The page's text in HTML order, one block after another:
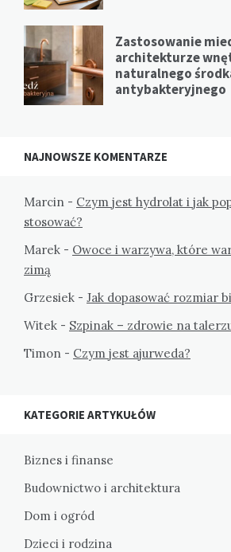
Zastosowanie
architekturze
naturalnego
antybakteryjnego
NAJNOWSZE KOMENTARZE
Marcin - Czym jest hydrolat i jak
stosować?
Marek - Owoce i warzywa, które
zimą
Grzesiek - Jak dopasować rozmiar
Witek - Szpinak – zdrowie na
Timon - Czym jest ajurweda?
KATEGORIE ARTYKUŁÓW
Biznes i finanse
Budownictwo i architektura
Dom i ogród
Dzieci i rodzina